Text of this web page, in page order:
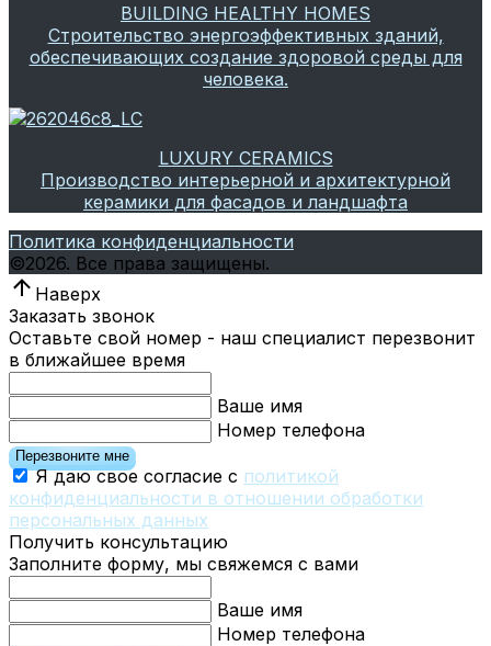
BUILDING HEALTHY HOMES
Строительство энергоэффективных зданий,
обеспечивающих создание здоровой среды для
человека.
LUXURY CERAMICS
Производство интерьерной и архитектурной
керамики для фасадов и ландшафта
Политика конфиденциальности
©2026. Все права защищены.
Наверх
Заказать звонок
Оставьте свой номер - наш специалист перезвонит
в ближайшее время
Ваше имя
Номер телефона
Перезвоните мне
Я даю свое согласие с политикой
конфиденциальности в отношении обработки
персональных данных
Получить консультацию
Заполните форму, мы свяжемся с вами
Ваше имя
Номер телефона